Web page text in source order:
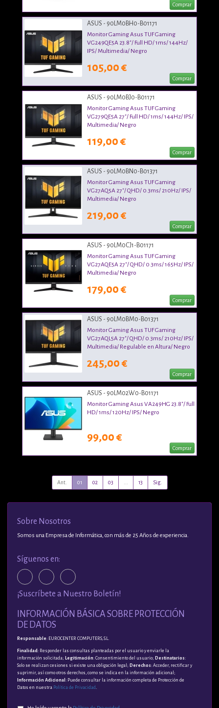
Comprar
ASUS - 90LM0BH0-B01171
Monitor Gaming Asus TUF Gaming
VG249QE5A 23.8"/ Full HD/ 1ms/ 144Hz/
IPS/ Multimedia/ Negro
105,00 €
Comprar
ASUS - 90LM0BJ0-B01171
Monitor Gaming Asus TUF Gaming
VG279QE5A 27"/ Full HD/ 1ms/ 144Hz/ IPS/
Multimedia/ Negro
119,00 €
Comprar
ASUS - 90LM0BN0-B01371
Monitor Gaming Asus TUF Gaming
VG27AQ5A 27"/ QHD/ 0.3ms/ 210Hz/ IPS/
Multimedia/ Negro
219,00 €
Comprar
ASUS - 90LM0CJ1-B01171
Monitor Gaming Asus TUF Gaming
VG27AQE5A 27"/ QHD/ 0.3ms/ 165Hz/ IPS/
Multimedia/ Negro
179,00 €
Comprar
ASUS - 90LM0BM0-B01371
Monitor Gaming Asus TUF Gaming
VG27AQL5A 27"/ QHD/ 0.3ms/ 210Hz/ IPS/
Multimedia/ Regulable en Altura/ Negro
245,00 €
Comprar
ASUS - 90LM02W0-B01171
Monitor Gaming Asus VA249HG 23.8"/ Full
HD/ 1ms/ 120Hz/ IPS/ Negro
99,00 €
Comprar
Ant. 01 02 03 13 Sig.
Sobre Nosotros
Somos una Empresa de Informática, con más de 25 Años de experiencia.
Síguenos en:
¡Suscríbete a Nuestro Boletín!
INFORMACIÓN BÁSICA SOBRE PROTECCIÓN
DE DATOS
Responsable: EUROCENTER COMPUTERS, S.L.
Finalidad : Responder las consultas planteadas por el usuario y enviarle la
información solicitada; Legitimación: Consentimiento del usuario; Destinatarios:
Solo se realizan cesiones si existe una obligación legal; Derechos: Acceder, rectificar y
suprimir, así como otros derechos, como se indica en la información adicional;
Información Adicional : Puede consultar la información completa de Protección de
Datos en nuestra Política de Privacidad